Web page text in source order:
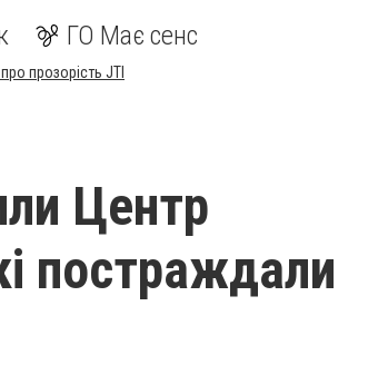
ГО Має сенс
про прозорість JTI
Центр
постраждали